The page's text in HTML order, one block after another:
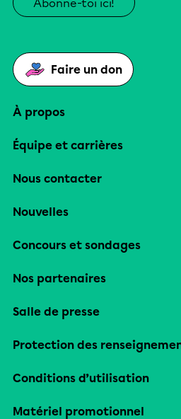
Abonne-toi ici!
Faire un don
À propos
Équipe et carrières
Nous contacter
Nouvelles
Concours et sondages
Nos partenaires
Salle de presse
Protection des
Conditions d’utilisation
Matériel promotionnel